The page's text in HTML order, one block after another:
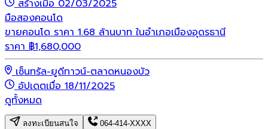
สร้างเมื่อ 02/03/2025
มือสองคอนโด
ขายคอนโด ราคา 1.68 ล้านบาท ในอำเภอเมืองอุดรธานี
ราคา ฿1,680,000
เซ็นทรัล-ยูดีทาวน์-ตลาดหนองบัว
อัปเดตเมื่อ 18/11/2025
ดูทั้งหมด
ลงทะเบียนสนใจ 064-414-XXXX